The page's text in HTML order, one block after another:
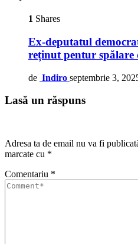
1 Shares
Ex-deputatul
reținut pentur spălare
de Indiro septembrie 3,
Lasă un răspuns
Adresa ta de email nu va fi
marcate cu *
Comentariu *